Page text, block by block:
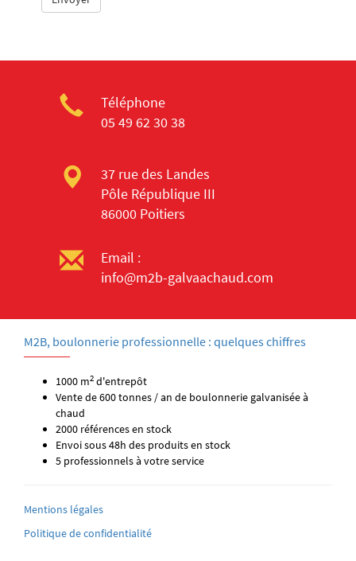
Téléphone
05 49 62 30 38
37 rue des Landes
Pôle République III
86000 Poitiers
Email :
info@m2b-galvaachaud.com
M2B, boulonnerie professionnelle : quelques chiffres
1000 m2 d'entrepôt
Vente de 600 tonnes / an de boulonnerie galvanisée à
chaud
2000 références en stock
Envoi sous 48h des produits en stock
5 professionnels à votre service
Mentions légales
Politique de confidentialité